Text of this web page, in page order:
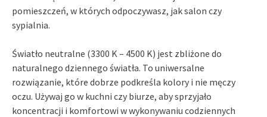
pomieszczeń, w których odpoczywasz, jak salon czy
sypialnia.
Światło neutralne (3300 K – 4500 K) jest zbliżone do
naturalnego dziennego światła. To uniwersalne
rozwiązanie, które dobrze podkreśla kolory i nie męczy
oczu. Używaj go w kuchni czy biurze, aby sprzyjało
koncentracji i komfortowi w wykonywaniu codziennych